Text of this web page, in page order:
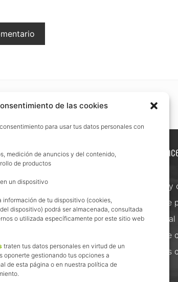
de las cookies
para usar tus datos personales con
medición de anuncios y del contenido,
de productos
un dispositivo
información de tu dispositivo (cookies,
dispositivo) podrá ser almacenada, consultada
o utilizada específicamente por este sitio web
traten tus datos personales en virtud de un
oponerte gestionando tus opciones a
de esta página o en nuestra política de
Otros
Términos
Política
Aviso Legal
Política
Uso de